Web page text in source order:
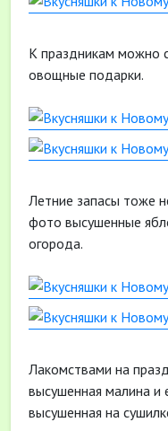
К праздникам можно
овощные подарки.
Летние запасы тоже
фото высушенные
огорода.
Лакомствами на
высушенная малина и
высушенная на